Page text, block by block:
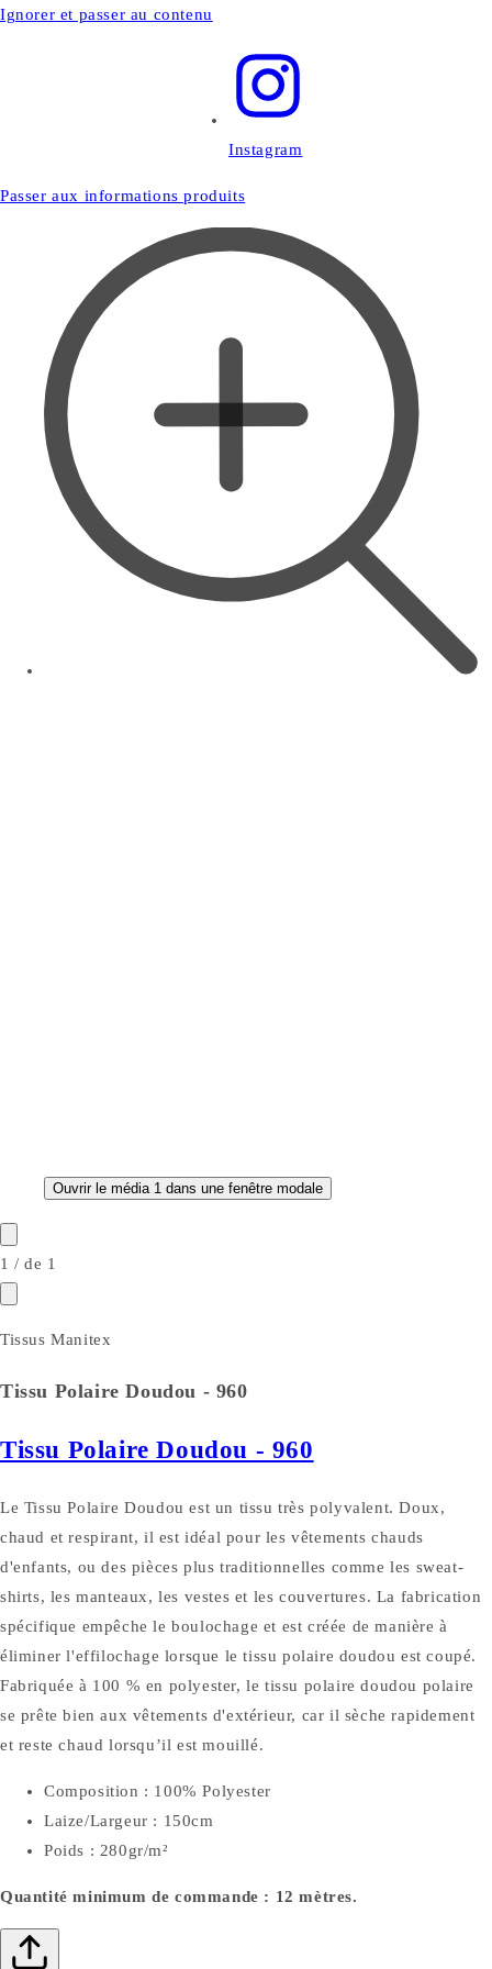
Ignorer et passer au contenu
Instagram
Passer aux informations produits
Ouvrir le média 1 dans une fenêtre modale
1 /de 1
Tissus Manitex
Tissu Polaire Doudou - 960
Tissu Polaire Doudou - 960
Le Tissu Polaire Doudou est un tissu très polyvalent. Doux,
chaud et respirant, il est idéal pour les vêtements chauds
d'enfants, ou des pièces plus traditionnelles comme les sweat-
shirts, les manteaux, les vestes et les couvertures. La fabrication
spécifique empêche le boulochage et est créée de manière à
éliminer l'effilochage lorsque le tissu polaire doudou est coupé.
Fabriquée à 100 % en polyester, le tissu polaire doudou polaire
se prête bien aux vêtements d'extérieur, car il sèche rapidement
et reste chaud lorsqu’il est mouillé.
Composition : 100% Polyester
Laize/Largeur : 150cm
Poids : 280gr/m²
Quantité minimum de commande : 12 mètres.